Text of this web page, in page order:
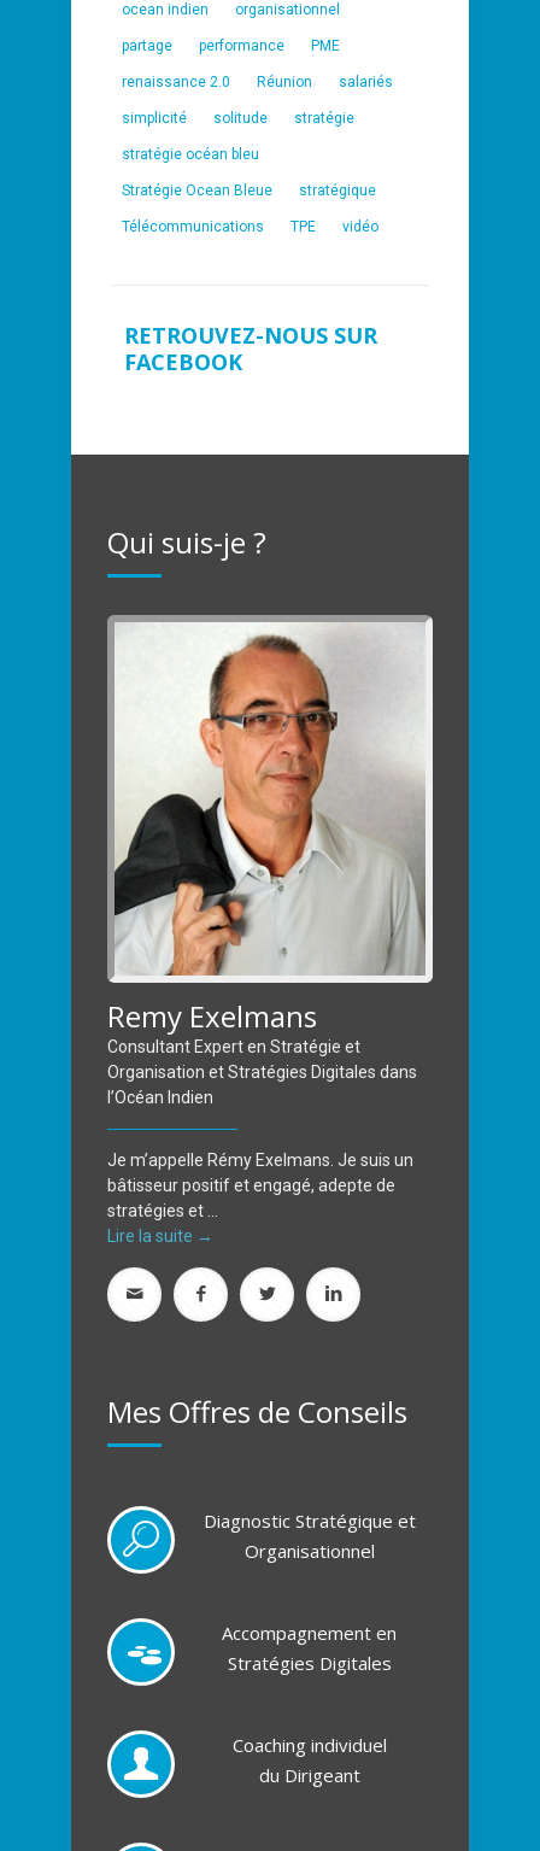
ocean indien organisationnel
partage performance PME
renaissance 2.0 Réunion salariés
simplicité solitude stratégie
stratégie océan bleu
Stratégie Ocean Bleue stratégique
Télécommunications TPE vidéo
RETROUVEZ-NOUS SUR
FACEBOOK
Qui suis-je ?
Remy Exelmans
Consultant Expert en Stratégie et
Organisation et Stratégies Digitales dans
l’Océan Indien
Je m’appelle Rémy Exelmans. Je suis un
bâtisseur positif et engagé, adepte de
stratégies et ...
Lire la suite →
Mes Offres de Conseils
Diagnostic Stratégique et
Organisationnel
Accompagnement en
Stratégies Digitales
Coaching individuel
du Dirigeant